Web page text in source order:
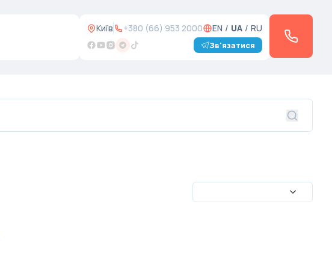
Київ +380 (66) 953 2000 EN / UA / RU
Зв'язатися